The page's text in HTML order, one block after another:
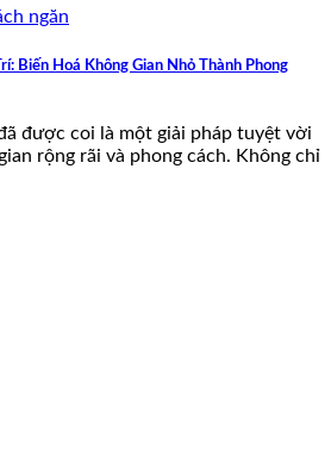
Biến Hoá Không Gian Nhỏ Thành Phong
được coi là một giải pháp tuyệt vời
rộng rãi và phong cách. Không chỉ